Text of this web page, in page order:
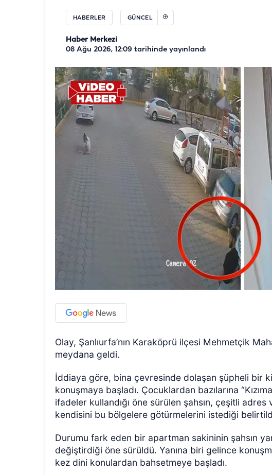
HABERLER GÜNCEL
Haber Merkezi
08 Ağu 2026, 12:09 tarihinde yayınlandı
Olay, Şanlıurfa’nın Karaköprü ilçesi Mehmetçik
meydana geldi.
İddiaya göre, bina çevresinde dolaşan şüpheli bir
konuşmaya başladı. Çocuklardan bazılarına
ifadeler kullandığı öne sürülen şahsın, çeşitli
kendisini bu bölgelere götürmelerini istediği
Durumu fark eden bir apartman sakininin şahsın
değiştirdiği öne sürüldü. Yanına biri gelince
kez dini konulardan bahsetmeye başladı.